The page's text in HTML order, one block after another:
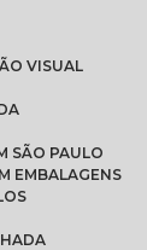
VISUAL
SÃO PAULO
EMBALAGENS